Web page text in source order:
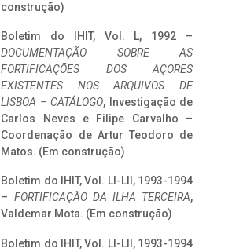
construção)
Boletim do IHIT, Vol. L, 1992 –
DOCUMENTAÇÃO SOBRE AS
FORTIFICAÇÕES DOS AÇORES
EXISTENTES NOS ARQUIVOS DE
LISBOA – CATÁLOGO, Investigação de
Carlos Neves e Filipe Carvalho –
Coordenação de Artur Teodoro de
Matos. (Em construção)
Boletim do IHIT, Vol. LI-LII, 1993-1994
– FORTIFICAÇÃO DA ILHA TERCEIRA,
Valdemar Mota. (Em construção)
Boletim do IHIT, Vol. LI-LII, 1993-1994